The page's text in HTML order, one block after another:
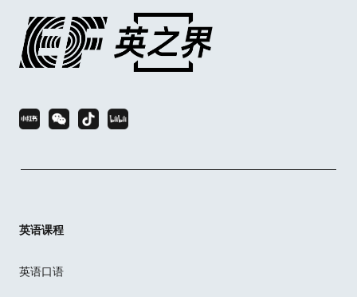
英语课程
英语口语